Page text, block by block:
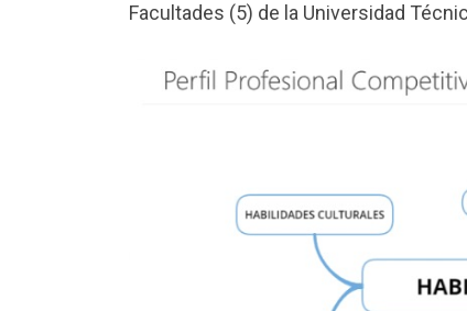
Facultades (5) de la Universidad